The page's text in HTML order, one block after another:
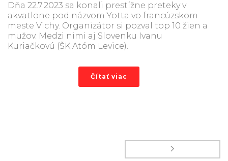
Dňa 22.7.2023 sa konali prestížne preteky v
akvatlone pod názvom Yotta vo francúzskom
meste Vichy. Organizátor si pozval top 10 žien a
mužov. Medzi nimi aj Slovenku Ivanu
Kuriačkovú (ŠK Atóm Levice).
Čítať viac